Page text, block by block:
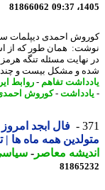
81866062
احمدی دیپلمات سابق
همان طور که از اسفند
مسئله تنگه هرمز
و مشکل بیست و چند
تفاهم-روابط ایران
-کوروش احمدی
همه ماه ها |
معاصر-سیاسی-27 روز